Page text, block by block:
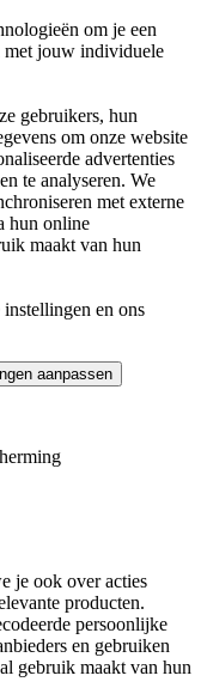
om je een
met jouw individuele
gebruikers, hun
om onze website
advertenties
te analyseren. We
met externe
hun online
maakt van hun
en ons
aanpassen
je ook over acties
producten.
persoonlijke
en gebruiken
gebruik maakt van hun